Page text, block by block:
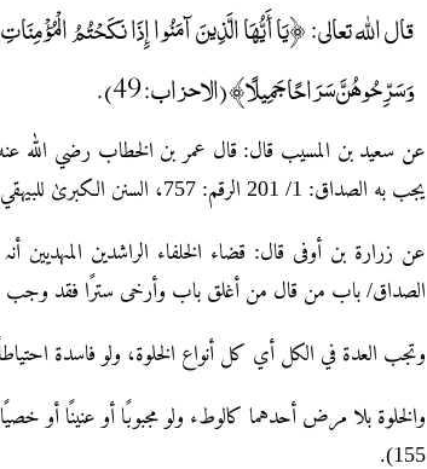
قال الله تعالى: ﴿يَا أَيُّهَا الَّذِينَ آمَنُوا إِذَا نَكَحْتُمُ
وَسَرِّحُوهُنَّ سَرَاحًا جَمِيلًا﴾ (الاحزاب: 49).
عن سعید بن المسیب قال: قال عمر بن الخطاب رضي اللّٰہ
یجب به الصداق: 1/ 201 الرقم: 757، السنن الکبریٰ للبیہقي: 11/ 49، رقم: 14845).
عن زرارۃ بن أوفی قال: قضاء الخلفاء الراشدین
الصداق/ باب من قال من أغلق باب وأرخی سترًا فقد وجب الصداق: 11/ 49،
وتجب العدۃ في الکل أي کل أنواع الخلوۃ، ولو فاسدۃ احتیاطاً، أي
155).